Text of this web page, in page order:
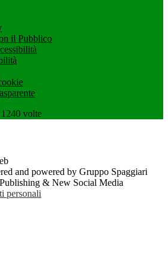
il Pubblico
1240 volte
and powered by Gruppo Spaggiari
& New Social Media
personali